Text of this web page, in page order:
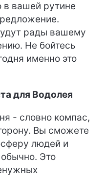
в вашей рутине
рады вашему
Не бойтесь
именно это
для Водолея
- словно компас,
Вы сможете
людей и
Это